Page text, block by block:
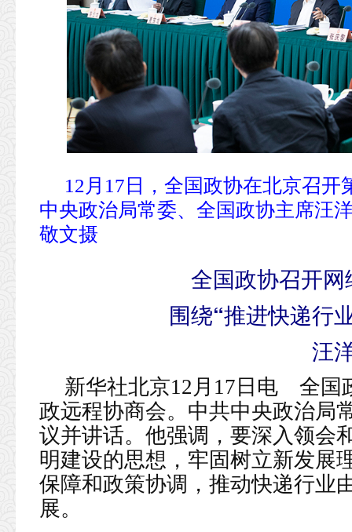
12月17日，全国政协在北京召
中央政治局常委、全国政协主席汪
敬文摄
全国政协召开
围绕“推进快递行
汪
新华社北京12月17日电 全国
政远程协商会。中共中央政治局
议并讲话。他强调，要深入领会
明建设的思想，牢固树立新发展
保障和政策协调，推动快递行业
展。